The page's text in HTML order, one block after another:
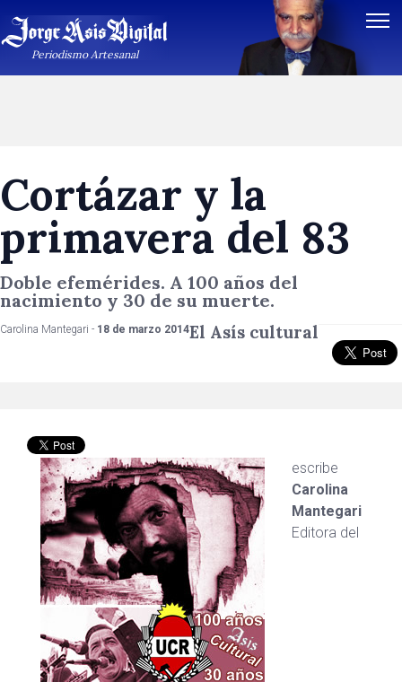
Periodismo Artesanal
Cortázar y la
primavera del 83
Doble efemérides. A 100 años del
nacimiento y 30 de su muerte.
Carolina Mantegari - 18 de marzo 2014El Asís cultural
escribe
Carolina
Mantegari
Editora del